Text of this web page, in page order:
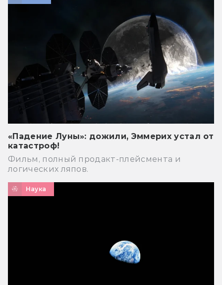
«Падение Луны»: дожили, Эммерих устал от
катастроф!
Фильм, полный продакт-плейсмента и
логических ляпов.
Наука